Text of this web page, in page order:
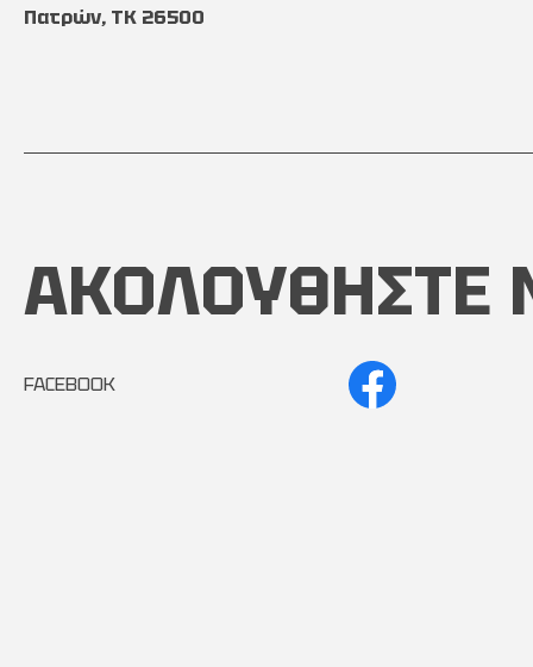
Πατρών, TK 26500
ΑΚΟΛΟΥΘΗΣΤΕ
FACEBOOK